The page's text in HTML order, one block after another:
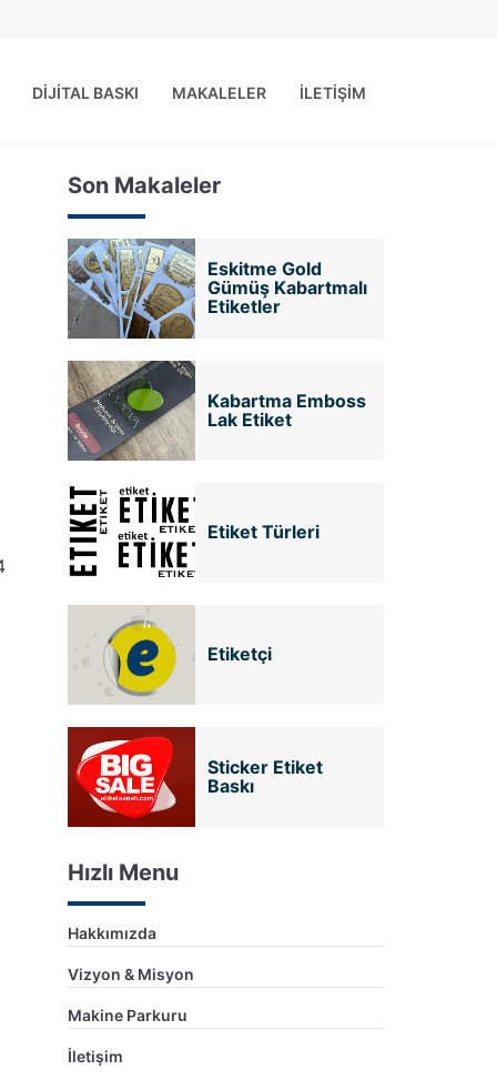
DİJİTAL BASKI MAKALELER İLETİŞİM
Son Makaleler
Eskitme Gold
Gümüş Kabartmalı
Etiketler
Kabartma Emboss
Lak Etiket
Etiket Türleri
Etiketçi
Sticker Etiket
Baskı
Hızlı Menu
Hakkımızda
Vizyon & Misyon
Makine Parkuru
İletişim